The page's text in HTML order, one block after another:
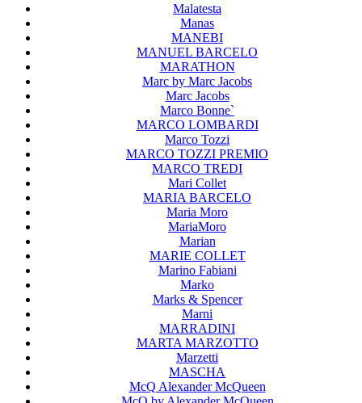
Malatesta
Manas
MANEBI
MANUEL BARCELO
MARATHON
Marc by Marc Jacobs
Marc Jacobs
Marco Bonne`
MARCO LOMBARDI
Marco Tozzi
MARCO TOZZI PREMIO
MARCO TREDI
Mari Collet
MARIA BARCELO
Maria Moro
MariaMoro
Marian
MARIE COLLET
Marino Fabiani
Marko
Marks & Spencer
Marni
MARRADINI
MARTA MARZOTTO
Marzetti
MASCHA
McQ Alexander McQueen